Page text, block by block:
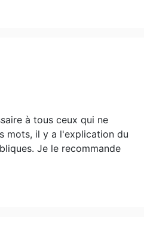
à tous ceux qui ne
mots, il y a l'explication du
Je le recommande